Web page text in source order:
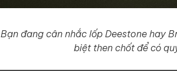
Bạn đang cân nhắc lốp Deestone hay
biệt then chốt để có